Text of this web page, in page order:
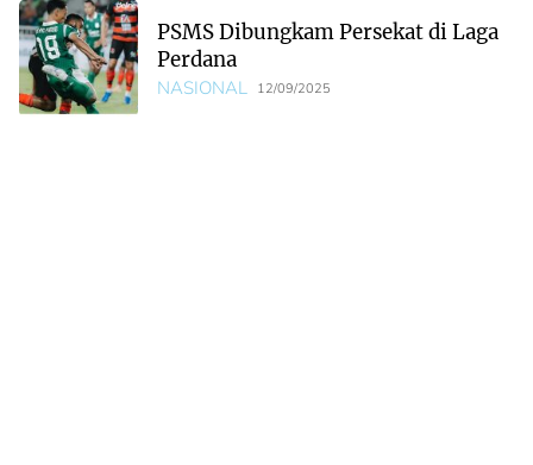
PSMS Dibungkam Persekat di Laga
Perdana
NASIONAL 12/09/2025